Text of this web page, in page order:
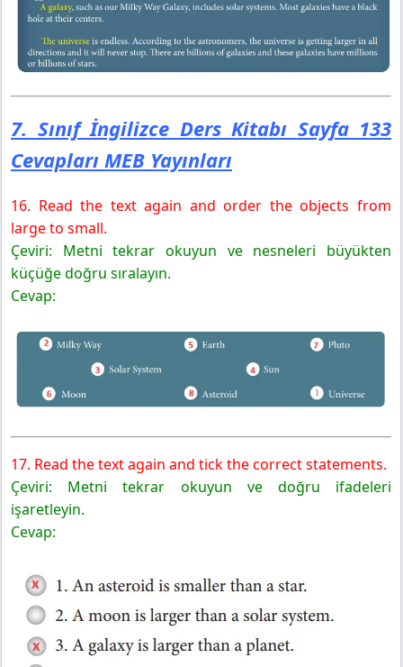
7. Sınıf İngilizce Ders Kitabı Sayfa 133
Cevapları MEB Yayınları
16. Read the text again and order the objects from
large to small.
Çeviri: Metni tekrar okuyun ve nesneleri büyükten
küçüğe doğru sıralayın.
Cevap:
17. Read the text again and tick the correct statements.
Çeviri: Metni tekrar okuyun ve doğru ifadeleri
işaretleyin.
Cevap: